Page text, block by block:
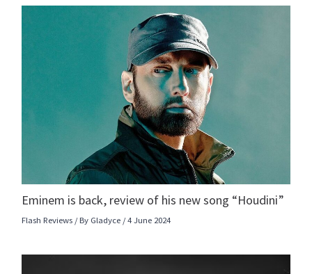
Eminem is back, review of his new song “Houdini”
Flash Reviews / By Gladyce /4 June 2024